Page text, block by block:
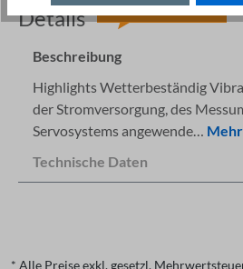
Details
+49 421 277 9999
Beschreibung
Highlights Wetterbeständig
der Stromversorgung, des
Servosystems angewende… Mehr
Technische Daten
* Alle Preise exkl. gesetzl.